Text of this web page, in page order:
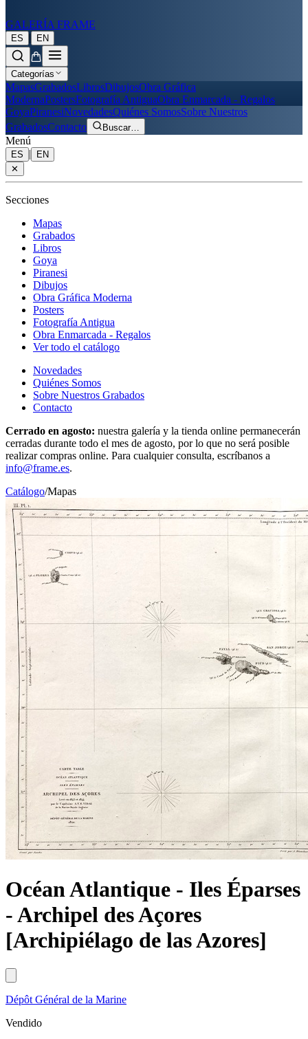
GALERÍA FRAME
ES | EN
Categorías
MapasGrabadosLibrosDibujosObra Gráfica
ModernaPostersFotografía AntiguaObra Enmarcada - Regalos
GoyaPiranesiNovedadesQuiénes SomosSobre Nuestros
GrabadosContacto Buscar…
Menú
ES |
EN
✕
Secciones
Mapas
Grabados
Libros
Goya
Piranesi
Dibujos
Obra Gráfica Moderna
Posters
Fotografía Antigua
Obra Enmarcada - Regalos
Ver todo el catálogo
Novedades
Quiénes Somos
Sobre Nuestros Grabados
Contacto
Cerrado en agosto: nuestra galería y la tienda online permanecerán
cerradas durante todo el mes de agosto, por lo que no será posible
realizar compras online. Para cualquier consulta, escríbanos a
info@frame.es.
Catálogo/Mapas
Océan Atlantique - Iles Éparses
- Archipel des Açores
[Archipiélago de las Azores]
Dépôt Général de la Marine
Vendido